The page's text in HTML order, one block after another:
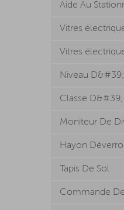
Aide Au
Vitres
Vitres
Niveau
Classe
Moniteur De
Hayon
Tapis De Sol
Commande